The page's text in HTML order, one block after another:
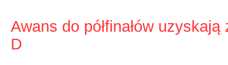
Awans do półfinałów
D